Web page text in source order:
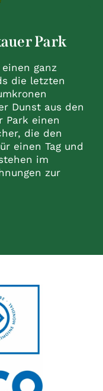
Park
ganz
die letzten
Dunst aus den
Park einen
die den
einen Tag und
im
zur